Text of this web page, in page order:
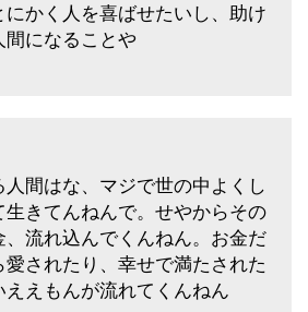
にかく人を喜ばせたいし、助け
間になることや
間はな、マジで世の中よくし
生きてんねんで。せやからその
流れ込んでくんねん。お金だ
されたり、幸せで満たされた
ええもんが流れてくんねん